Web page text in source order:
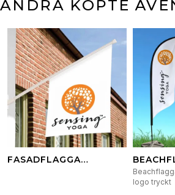
ANDRA KÖPTE
FASADFLAGGA
logo tryckt